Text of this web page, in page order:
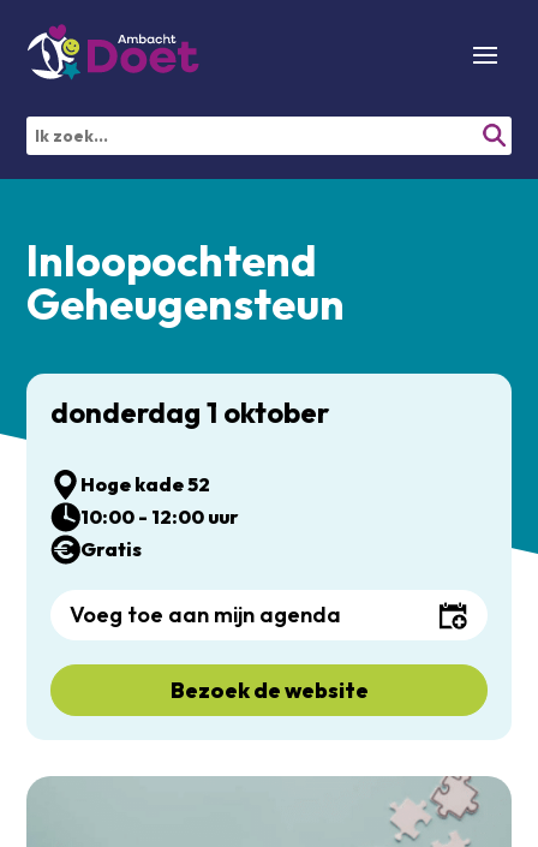
Inloopochtend
Geheugensteun
donderdag 1 oktober
Hoge kade 52
10:00 - 12:00 uur
Gratis
Voeg toe aan mijn agenda
Bezoek de website